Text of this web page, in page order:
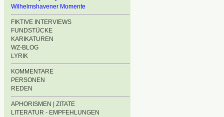
Wilhelmshavener Momente
FIKTIVE INTERVIEWS
FUNDSTÜCKE
KARIKATUREN
WZ-BLOG
LYRIK
KOMMENTARE
PERSONEN
REDEN
APHORISMEN | ZITATE
LITERATUR - EMPFEHLUNGEN